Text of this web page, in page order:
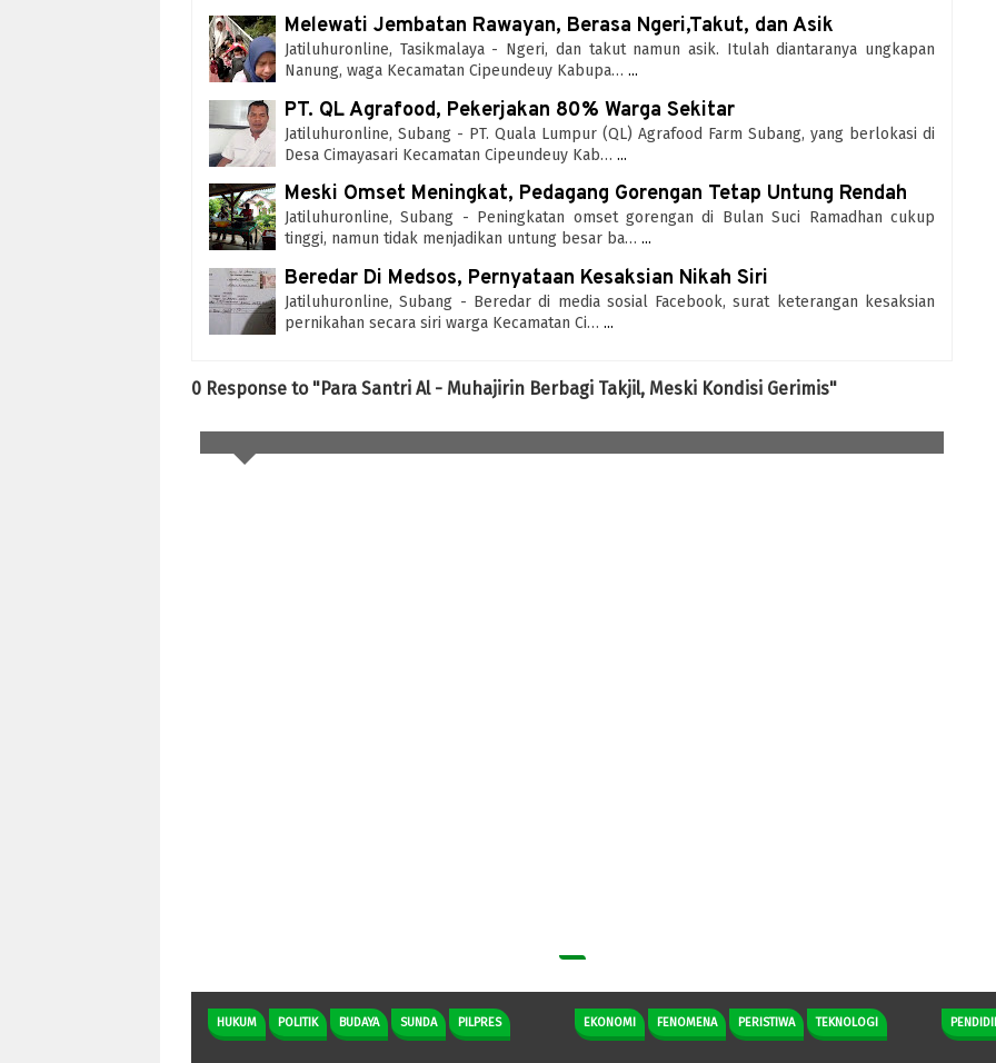
Melewati Jembatan Rawayan, Berasa Ngeri,Takut, dan Asik
Jatiluhuronline, Tasikmalaya - Ngeri, dan takut namun asik. Itulah diantaranya ungkapan
Nanung, waga Kecamatan Cipeundeuy Kabupa… ...
PT. QL Agrafood, Pekerjakan 80% Warga Sekitar
Jatiluhuronline, Subang - PT. Quala Lumpur (QL) Agrafood Farm Subang, yang berlokasi di
Desa Cimayasari Kecamatan Cipeundeuy Kab… ...
Meski Omset Meningkat, Pedagang Gorengan Tetap Untung Rendah
Jatiluhuronline, Subang - Peningkatan omset gorengan di Bulan Suci Ramadhan cukup
tinggi, namun tidak menjadikan untung besar ba… ...
Beredar Di Medsos, Pernyataan Kesaksian Nikah Siri
Jatiluhuronline, Subang - Beredar di media sosial Facebook, surat keterangan kesaksian
pernikahan secara siri warga Kecamatan Ci… ...
0 Response to "Para Santri Al - Muhajirin Berbagi Takjil, Meski Kondisi Gerimis"
HUKUM POLITIK BUDAYA SUNDA PILPRES EKONOMI FENOMENA PERISTIWA TEKNOLOGI